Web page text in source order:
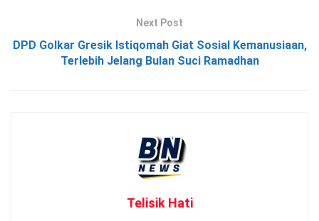
Next Post
DPD Golkar Gresik Istiqomah Giat Sosial Kemanusiaan,
Terlebih Jelang Bulan Suci Ramadhan
Telisik Hati